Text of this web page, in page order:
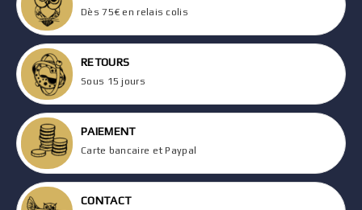
Dès 75€ en relais colis
RETOURS
Sous 15 jours
PAIEMENT
Carte bancaire et Paypal
CONTACT